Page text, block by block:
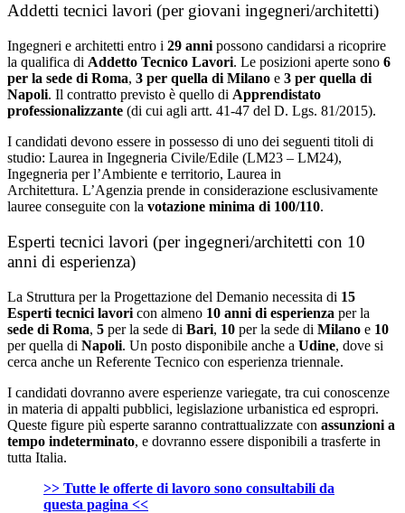
Addetti tecnici lavori (per giovani ingegneri/architetti)
Ingegneri e architetti entro i 29 anni possono candidarsi a ricoprire
la qualifica di Addetto Tecnico Lavori. Le posizioni aperte sono 6
per la sede di Roma, 3 per quella di Milano e 3 per quella di
Napoli. Il contratto previsto è quello di Apprendistato
professionalizzante (di cui agli artt. 41-47 del D. Lgs. 81/2015).
I candidati devono essere in possesso di uno dei seguenti titoli di
studio: Laurea in Ingegneria Civile/Edile (LM23 – LM24),
Ingegneria per l’Ambiente e territorio, Laurea in
Architettura. L’Agenzia prende in considerazione esclusivamente
lauree conseguite con la votazione minima di 100/110.
Esperti tecnici lavori (per ingegneri/architetti con 10
anni di esperienza)
La Struttura per la Progettazione del Demanio necessita di 15
Esperti tecnici lavori con almeno 10 anni di esperienza per la
sede di Roma, 5 per la sede di Bari, 10 per la sede di Milano e 10
per quella di Napoli. Un posto disponibile anche a Udine, dove si
cerca anche un Referente Tecnico con esperienza triennale.
I candidati dovranno avere esperienze variegate, tra cui conoscenze
in materia di appalti pubblici, legislazione urbanistica ed espropri.
Queste figure più esperte saranno contrattualizzate con assunzioni a
tempo indeterminato, e dovranno essere disponibili a trasferte in
tutta Italia.
>> Tutte le offerte di lavoro sono consultabili da
questa pagina <<